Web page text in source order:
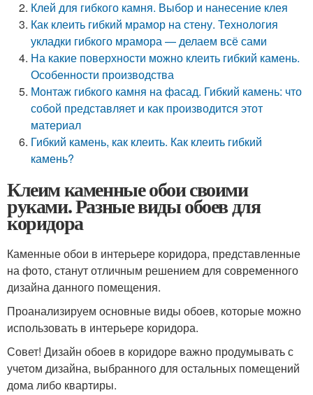
Клей для гибкого камня. Выбор и нанесение клея
Как клеить гибкий мрамор на стену. Технология
укладки гибкого мрамора — делаем всё сами
На какие поверхности можно клеить гибкий камень.
Особенности производства
Монтаж гибкого камня на фасад. Гибкий камень: что
собой представляет и как производится этот
материал
Гибкий камень, как клеить. Как клеить гибкий
камень?
Клеим каменные обои своими
руками. Разные виды обоев для
коридора
Каменные обои в интерьере коридора, представленные
на фото, станут отличным решением для современного
дизайна данного помещения.
Проанализируем основные виды обоев, которые можно
использовать в интерьере коридора.
Совет! Дизайн обоев в коридоре важно продумывать с
учетом дизайна, выбранного для остальных помещений
дома либо квартиры.